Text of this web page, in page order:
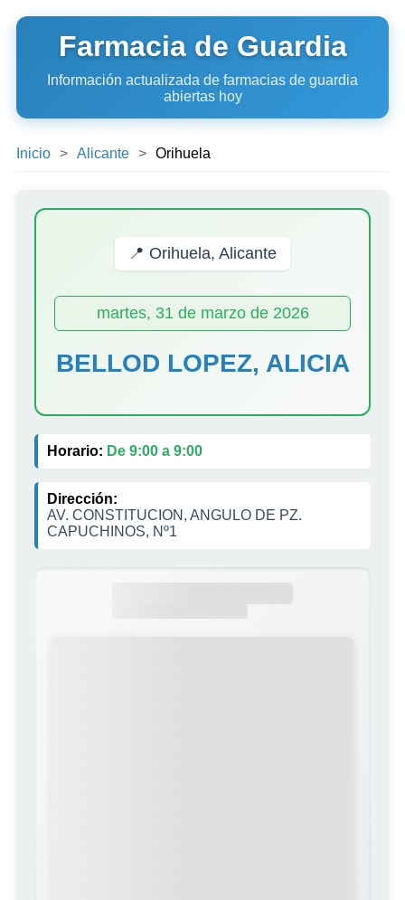
Farmacia de Guardia
Información actualizada de farmacias de guardia
abiertas hoy
Inicio Alicante Orihuela
📍 Orihuela, Alicante
martes, 31 de marzo de 2026
BELLOD LOPEZ, ALICIA
Horario: De 9:00 a 9:00
Dirección:
AV. CONSTITUCION, ANGULO DE PZ.
CAPUCHINOS, Nº1